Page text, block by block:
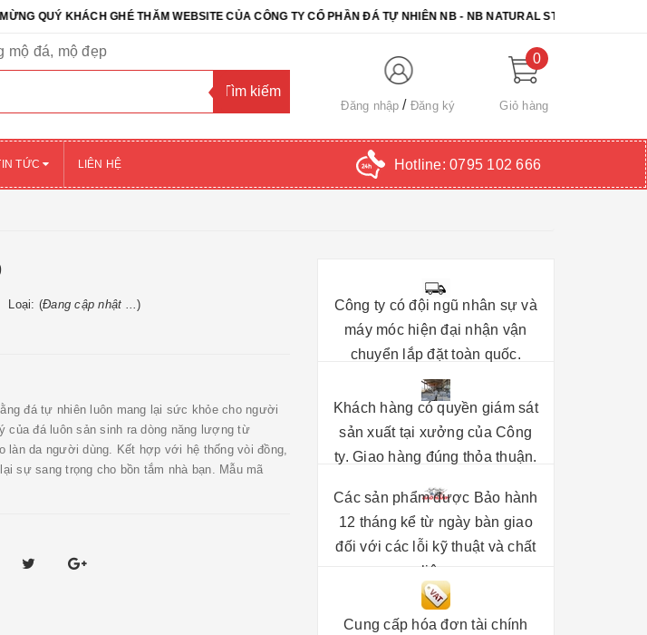
KHÁCH GHÉ THĂM WEBSITE CỦA CÔNG TY CỔ PHẦN ĐÁ TỰ NHIÊN NB - NB NATURAL STONE. CHÚC QUÝ
mộ đá, mộ đẹp
Đăng nhập Đăng ký
0
Giỏ hàng
TỨC LIÊN HỆ Hotline: 0795 102 666
Loại: (Đang cập nhật ...)
đá tự nhiên luôn mang lại sức khỏe cho người
của đá luôn sản sinh ra dòng năng lượng từ
làn da người dùng. Kết hợp với hệ thống vòi đồng,
sự sang trọng cho bồn tắm nhà bạn. Mẫu mã
Công ty có đội ngũ nhân sự và
máy móc hiện đại nhận vận
chuyển lắp đặt toàn quốc.
Khách hàng có quyền giám sát
sản xuất tại xưởng của Công
ty. Giao hàng đúng thỏa thuận.
Các sản phẩm được Bảo hành
12 tháng kể từ ngày bàn giao
đối với các lỗi kỹ thuật và chất
liệu.
Cung cấp hóa đơn tài chính